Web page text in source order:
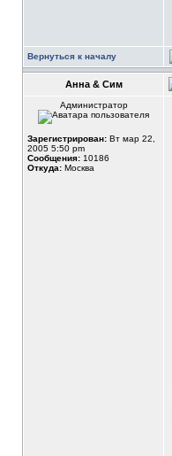
Вернуться к началу
Анна & Сим
Администратор
Зарегистрирован: Вт мар 22,
2005 5:50 pm
Сообщения: 10186
Откуда: Москва